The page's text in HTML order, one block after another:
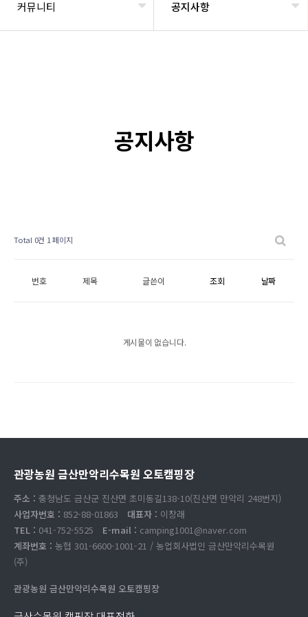
커뮤니티 공지사항
공지사항
Total 0건 1 페이지
번호 제목 글쓴이 조회 날짜
게시물이 없습니다.
관광농원 금산만악리수목원 오토캠핑장
주소 : 충청남도 금산군 진산면 초미동길138-10(진산면 만악리 248번지)
사업자번호 : 852-88-01863 대표자 : 이창래
TEL : 041-752-5525 E-mail : camping1001@naver.com
계좌번호 : 농협 301-6600-1001-21 / 농업회사법인 금산만악리수목원
(주)
관광농원 금산만악리수목원 오토캠핑장